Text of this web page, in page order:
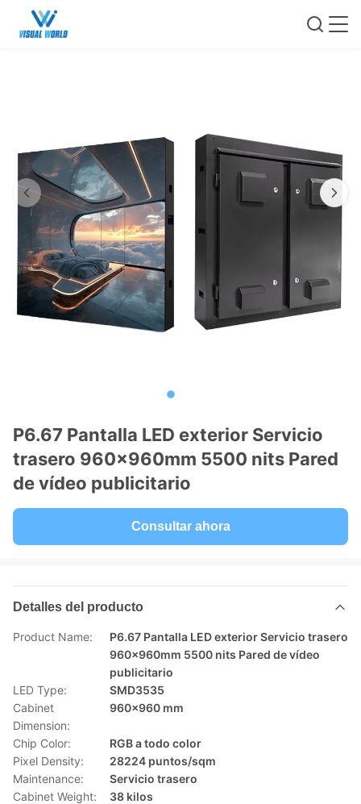
P6.67 Pantalla LED exterior Servicio
trasero 960x960mm 5500 nits Pared
de vídeo publicitario
Consultar ahora
Detalles del producto
Product Name:
P6.67 Pantalla LED exterior Servicio trasero
960x960mm 5500 nits Pared de vídeo
publicitario
LED Type:
SMD3535
Cabinet
Dimension:
960x960 mm
Chip Color:
RGB a todo color
Pixel Density:
28224 puntos/sqm
Maintenance:
Servicio trasero
Cabinet Weight:
38 kilos